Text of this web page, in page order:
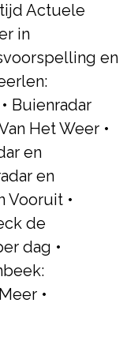
Actuele
in
en
• Buienradar
Het Weer •
en
en
Vooruit •
de
dag •
•